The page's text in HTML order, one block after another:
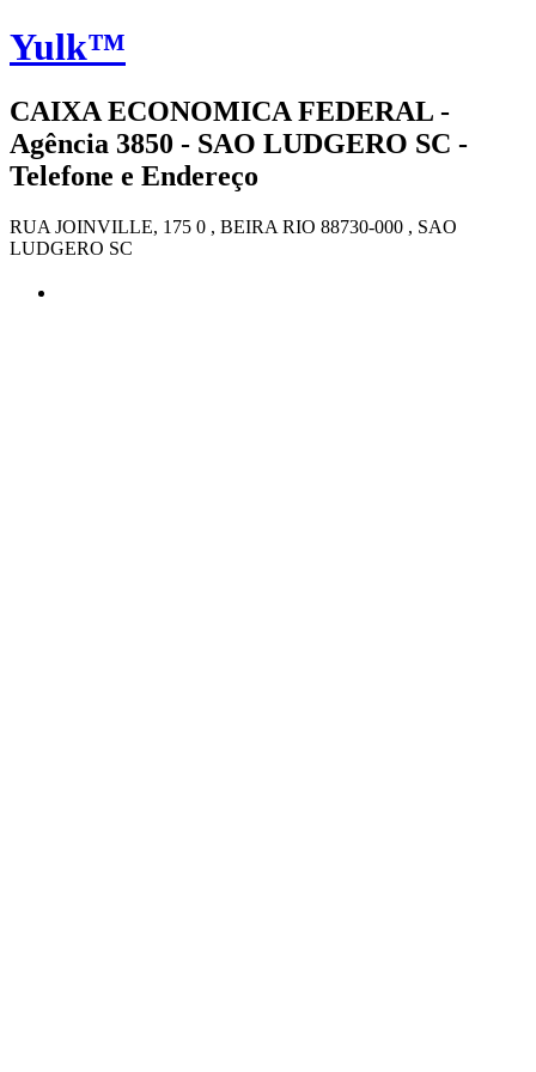
Yulk™
CAIXA ECONOMICA FEDERAL -
Agência 3850 - SAO LUDGERO SC -
Telefone e Endereço
RUA JOINVILLE, 175 0 , BEIRA RIO 88730-000 , SAO
LUDGERO SC